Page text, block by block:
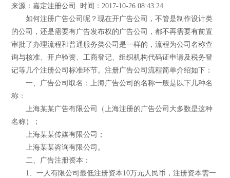
来源：嘉定注册公司 时间：2017-10-26 08:43:24
如何注册广告公司呢？现在开广告公司，不管是制作设计类
的公司，还是需要有广告发布权的广告公司，都不再需要有前置
审批了办理流程和普通服务类公司是一样的，流程为公司名称查
询与核准、开户验资、工商登记、组织机构代码证申请及税务登
记等几个注册公司标准环节。注册广告公司流程简单介绍如下：
一、广告公司取名：上海广告公司的名称一般是以下几种名
称：
上海某某广告有限公司（上海注册的广告公司大多数是这种
名称）；
上海某某传媒有限公司；
上海某某咨询有限公司。
二、广告注册资本：
1、一人有限公司最低注册资本10万元人民币，注册资本需一